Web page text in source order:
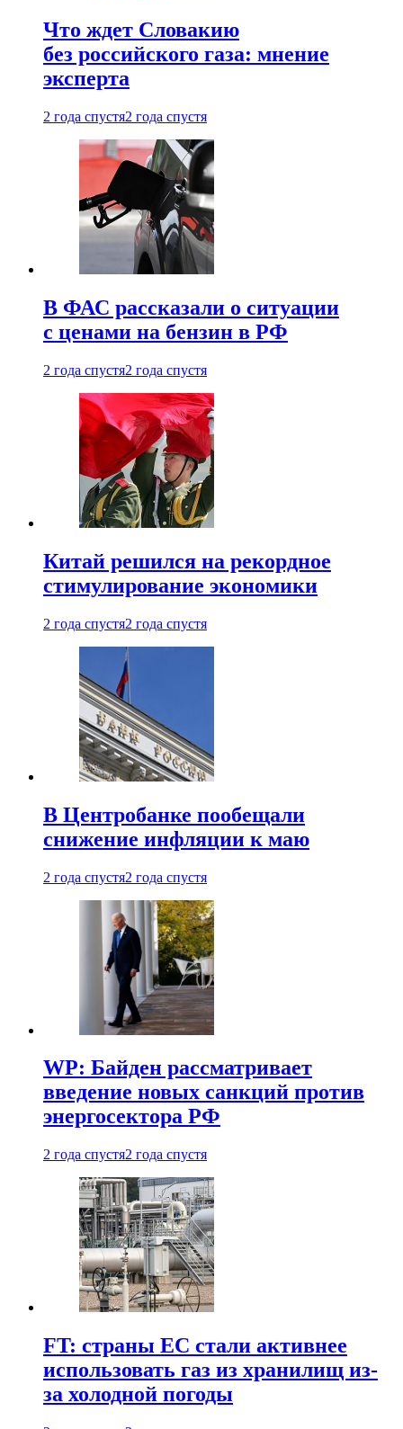
Что ждет Словакию
без российского газа: мнение
эксперта
2 года спустя2 года спустя
В ФАС рассказали о ситуации
с ценами на бензин в РФ
2 года спустя2 года спустя
Китай решился на рекордное
стимулирование экономики
2 года спустя2 года спустя
В Центробанке пообещали
снижение инфляции к маю
2 года спустя2 года спустя
WP: Байден рассматривает
введение новых санкций против
энергосектора РФ
2 года спустя2 года спустя
FT: страны ЕС стали активнее
использовать газ из хранилищ из-
за холодной погоды